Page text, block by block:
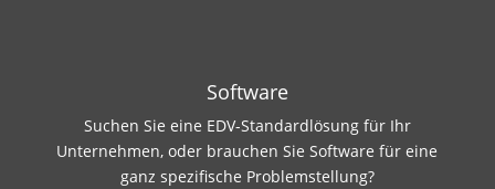
Software
Suchen Sie eine EDV-Standardlösung für Ihr
Unternehmen, oder brauchen Sie Software für eine
ganz spezifische Problemstellung?